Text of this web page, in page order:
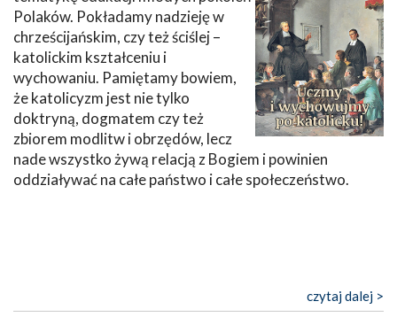
Polaków. Pokładamy nadzieję w
chrześcijańskim, czy też ściślej –
katolickim kształceniu i
wychowaniu. Pamiętamy bowiem,
że katolicyzm jest nie tylko
doktryną, dogmatem czy też
zbiorem modlitw i obrzędów, lecz
nade wszystko żywą relacją z Bogiem i powinien
oddziaływać na całe państwo i całe społeczeństwo.
czytaj dalej >